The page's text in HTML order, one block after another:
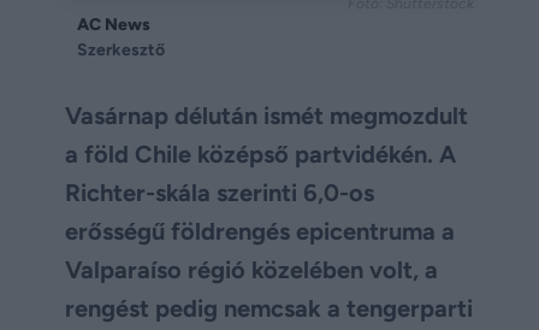
AC News
Szerkesztő
Vasárnap délután ismét megmozdult
a föld Chile középső partvidékén. A
Richter-skála szerinti 6,0-os
erősségű földrengés epicentruma a
Valparaíso régió közelében volt, a
rengést pedig nemcsak a tengerparti